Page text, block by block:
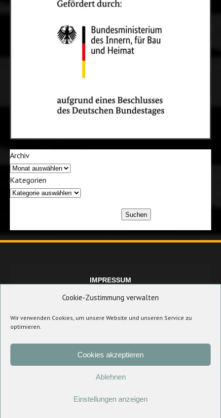
Cookie-Zustimmung verwalten
Wir verwenden Cookies, um unsere Website und unseren Service zu
optimieren.
Cookies akzeptieren
Ablehnen
Einstellungen anzeigen
Archiv
Kategorien
Suchen
IMPRESSUM
DATENSCHUTZERKLÄRUNG
COOKIE-RICHTLINIE (EU)